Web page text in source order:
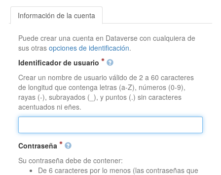
Información de la cuenta
Puede crear una cuenta en Dataverse con cualquiera de
sus otrasopciones de identificación.
Identificador de usuario
Crear un nombre de usuario válido de 2 a 60 caracteres
de longitud que contenga letras (a-Z), números (0-9),
rayas (-), subrayados (_), y puntos (.) sin caracteres
acentuados ni eñes.
Contraseña
Su contraseña debe de contener:
De 6 caracteres por lo menos (las contraseñas que